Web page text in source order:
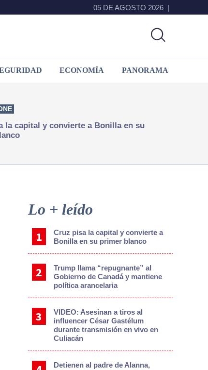
05 DE AGOSTO 2026
ECONOMÍA PANORAMA
la capital y convierte a Bonilla en su
Sidebar
Lo + leído
Cruz pisa la capital y convierte a
Bonilla en su primer blanco
Trump llama “repugnante” al
Gobierno de Canadá y mantiene
política arancelaria
VIDEO: Asesinan a tiros al
influencer César Gastélum
durante transmisión en vivo en
Culiacán
Detienen al padre de Alanna,